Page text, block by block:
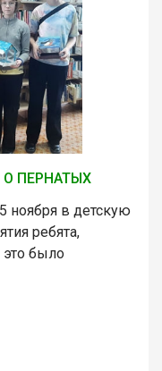
ПЕРНАТЫХ
ноября в детскую
ребята,
было